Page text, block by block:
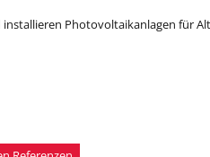
Photovoltaikanlagen für